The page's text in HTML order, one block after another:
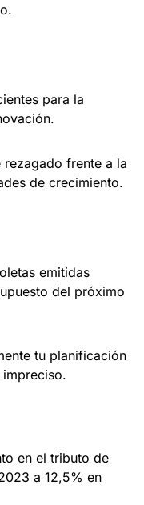
para la
rezagado frente a la
de crecimiento.
emitidas
del próximo
tu planificación
en el tributo de
a 12,5% en